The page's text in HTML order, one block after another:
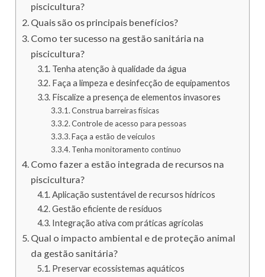
piscicultura?
Quais são os principais benefícios?
Como ter sucesso na gestão sanitária na
piscicultura?
Tenha atenção à qualidade da água
Faça a limpeza e desinfecção de equipamentos
Fiscalize a presença de elementos invasores
Construa barreiras físicas
Controle de acesso para pessoas
Faça a estão de veículos
Tenha monitoramento contínuo
Como fazer a estão integrada de recursos na
piscicultura?
Aplicação sustentável de recursos hídricos
Gestão eficiente de resíduos
Integração ativa com práticas agrícolas
Qual o impacto ambiental e de proteção animal
da gestão sanitária?
Preservar ecossistemas aquáticos